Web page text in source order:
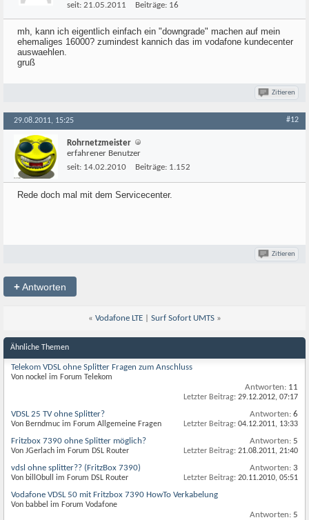
seit: 21.05.2011 Beiträge: 16
mh, kann ich eigentlich einfach ein "downgrade" machen auf mein
ehemaliges 16000? zumindest kannich das im vodafone kundecenter
auswaehlen.
gruß
Zitieren
29.08.2011, 15:25 #12
Rohrnetzmeister
erfahrener Benutzer
seit: 14.02.2010 Beiträge: 1.152
Rede doch mal mit dem Servicecenter.
Zitieren
+Antworten
« Vodafone LTE| Surf Sofort UMTS »
Ähnliche Themen
Telekom VDSL ohne Splitter Fragen zum Anschluss
Von nockel im Forum Telekom
Antworten: 11
Letzter Beitrag: 29.12.2012, 07:17
VDSL 25 TV ohne Splitter?
Von Berndmuc im Forum Allgemeine Fragen
Antworten: 6
Letzter Beitrag: 04.12.2011, 13:33
Fritzbox 7390 ohne Splitter möglich?
Von JGerlach im Forum DSL Router
Antworten: 5
Letzter Beitrag: 21.08.2011, 21:40
vdsl ohne splitter?? (FritzBox 7390)
Von billObull im Forum DSL Router
Antworten: 3
Letzter Beitrag: 20.11.2010, 05:51
Vodafone VDSL 50 mit Fritzbox 7390 HowTo Verkabelung
Von babbel im Forum Vodafone
Antworten: 5